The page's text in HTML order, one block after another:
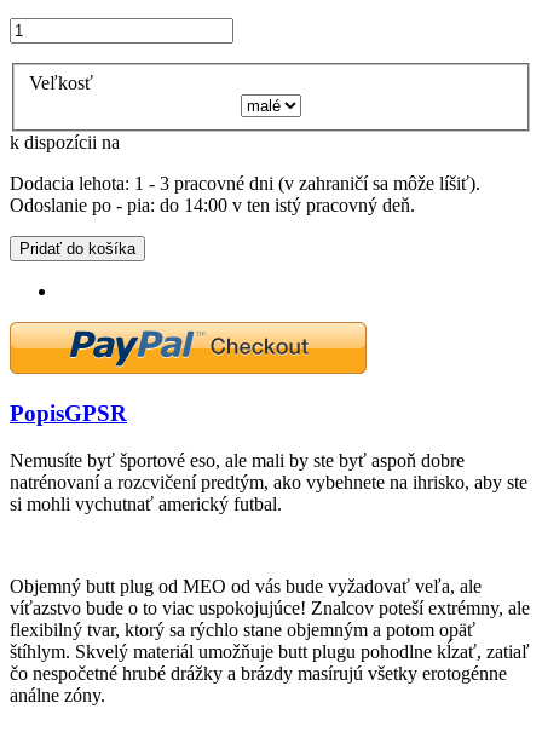
Veľkosť
k dispozícii na
Dodacia lehota: 1 - 3 pracovné dni (v zahraničí sa môže líšiť).
Odoslanie po - pia: do 14:00 v ten istý pracovný deň.
Pridať do košíka
PopisGPSR
Nemusíte byť športové eso, ale mali by ste byť aspoň dobre
natrénovaní a rozcvičení predtým, ako vybehnete na ihrisko, aby ste
si mohli vychutnať americký futbal.
Objemný butt plug od MEO od vás bude vyžadovať veľa, ale
víťazstvo bude o to viac uspokojujúce! Znalcov poteší extrémny, ale
flexibilný tvar, ktorý sa rýchlo stane objemným a potom opäť
štíhlym. Skvelý materiál umožňuje butt plugu pohodlne kĺzať, zatiaľ
čo nespočetné hrubé drážky a brázdy masírujú všetky erotogénne
análne zóny.